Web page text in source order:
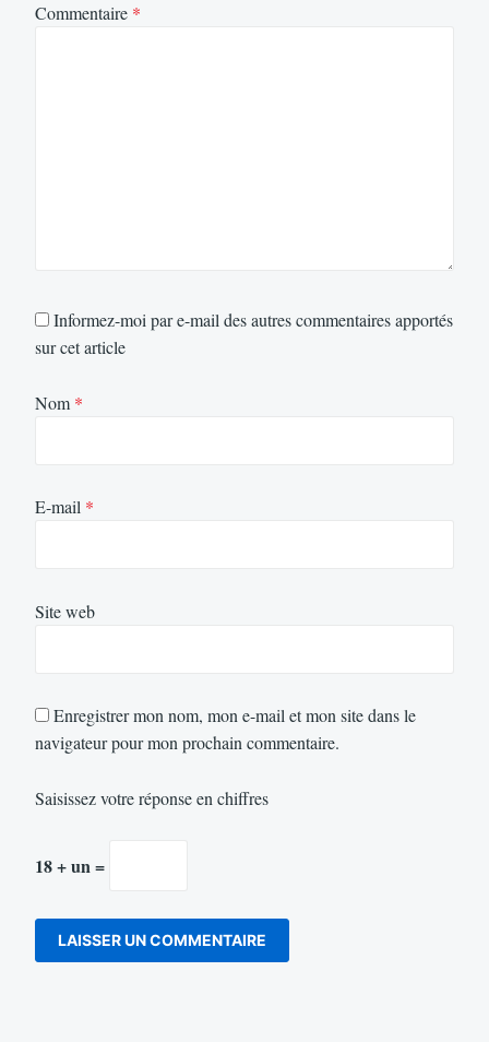
Commentaire *
Informez-moi par e-mail des autres commentaires apportés
sur cet article
Nom *
E-mail *
Site web
Enregistrer mon nom, mon e-mail et mon site dans le
navigateur pour mon prochain commentaire.
Saisissez votre réponse en chiffres
18 + un =